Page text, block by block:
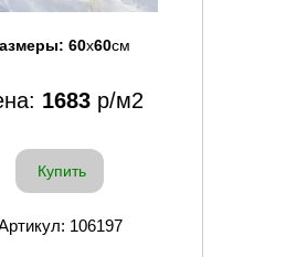
60x60см
1683 р/м2
Купить
106197